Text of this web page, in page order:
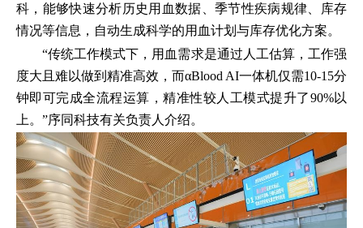
科，能够快速分析历史用血数据、季节性疾病规律、库存
情况等信息，自动生成科学的用血计划与库存优化方案。
“传统工作模式下，用血需求是通过人工估算，工作强
度大且难以做到精准高效，而αBlood AI一体机仅需10-15分
钟即可完成全流程运算，精准性较人工模式提升了90%以
上。”序同科技有关负责人介绍。